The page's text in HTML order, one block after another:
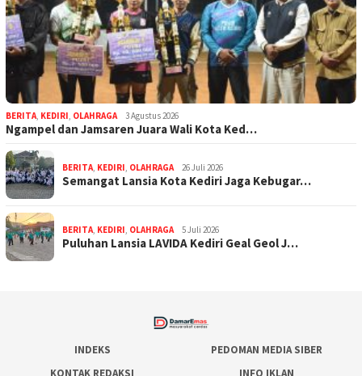
BERITA, KEDIRI, OLAHRAGA 3 Agustus 2026
Ngampel dan Jamsaren Juara Wali Kota Ked…
BERITA, KEDIRI, OLAHRAGA 26 Juli 2026
Semangat Lansia Kota Kediri Jaga Kebugar…
BERITA, KEDIRI, OLAHRAGA 5 Juli 2026
Puluhan Lansia LAVIDA Kediri Geal Geol J…
INDEKS
PEDOMAN MEDIA SIBER